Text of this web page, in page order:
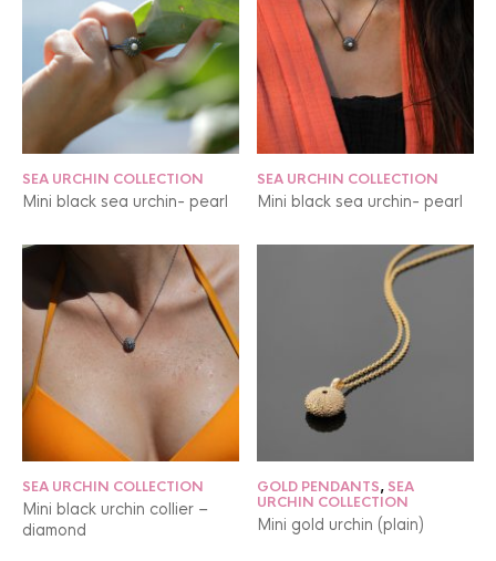
SEA URCHIN COLLECTION
Mini black sea urchin- pearl
SEA URCHIN COLLECTION
Mini black sea urchin- pearl
SEA URCHIN COLLECTION
Mini black urchin collier –
diamond
GOLD PENDANTS, SEA
URCHIN COLLECTION
Mini gold urchin (plain)